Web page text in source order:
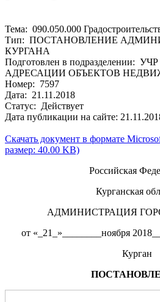
Тема: 090.050.000
Тип: ПОСТАНОВЛЕНИЕ
КУРГАНА
Подготовлен в подразделении:
АДРЕСАЦИИ ОБЪЕКТОВ
Номер: 7597
Дата: 21.11.2018
Статус: Действует
Дата публикации на сайте:
Скачать документ в формате
размер: 40.00 KB)
Российская
Курганская
АДМИНИСТРАЦИЯ
от «_21_»________ноября
Курган